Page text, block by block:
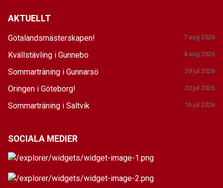
AKTUELLT
Götalandsmästerskapen! 7 aug 2026
Kvällstävling i Gunnebo 4 aug 2026
Sommarträning i Gunnarsö 29 jul 2026
Oringen i Göteborg! 20 jul 2026
Sommarträning i Saltvik 16 jul 2026
SOCIALA MEDIER